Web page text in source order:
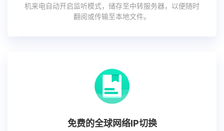
机来电自动开启监听模式，储存至中转服务器，以便随时
翻阅或传输至本地文件。
免费的全球网络IP切换